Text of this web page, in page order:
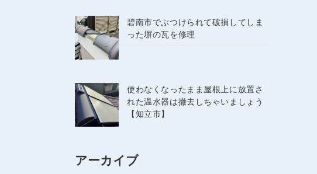
碧南市でぶつけられて破損してしま
った塀の瓦を修理
使わなくなったまま屋根上に放置さ
れた温水器は撤去しちゃいましょう
【知立市】
アーカイブ